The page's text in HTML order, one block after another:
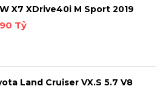
X7 XDrive40i M Sport 2019
Tỷ
Land Cruiser VX.S 5.7 V8